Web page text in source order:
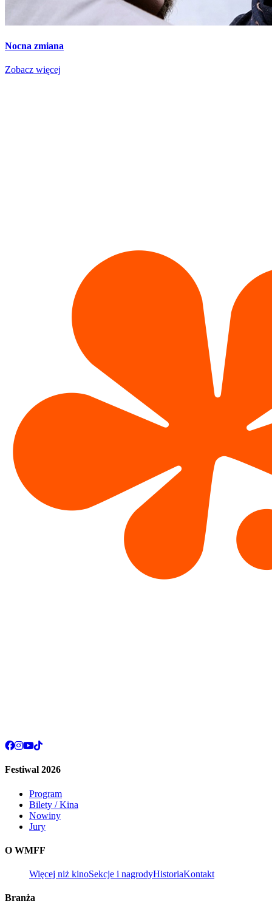
Nocna zmiana
Zobacz więcej
Festiwal 2026
Program
Bilety / Kina
Nowiny
Jury
O WMFF
Więcej niż kinoSekcje i nagrodyHistoriaKontakt
Branża